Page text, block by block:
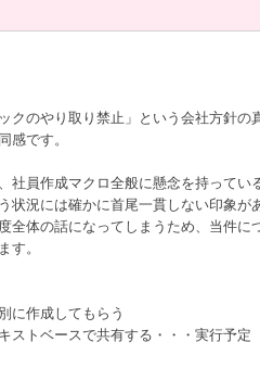
クのやり取り禁止」という会社方針の
感です。
社員作成マクロ全般に懸念を持ってい
状況には確かに首尾一貫しない印象が
全体の話になってしまうため、当件に
す。
に作成してもらう
ストベースで共有する・・・実行予定